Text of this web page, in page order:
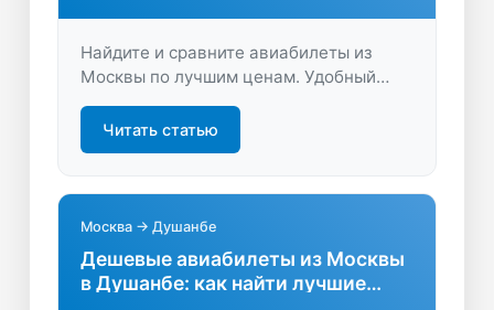
Найдите и сравните авиабилеты из
Москвы по лучшим ценам. Удобный
рейсов на LastBilet.ru — экономьте
время и деньги на перелетах.
Читать статью
Москва → Душанбе
Дешевые авиабилеты из Москвы
в Душанбе: как найти лучшие